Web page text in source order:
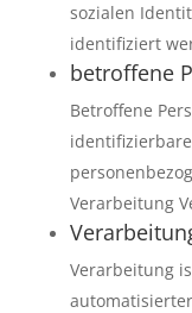
sozialen
identifiziert
betroffene
Betroffene
Verarbeitung
Verarbeitung